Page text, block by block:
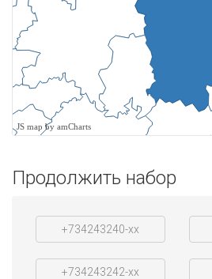
JS map by amCharts
Продолжить набор
+734243240-xx
+734243242-xx